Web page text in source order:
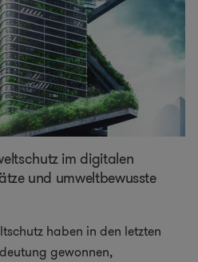
im digitalen
und umweltbewusste
haben in den letzten
gewonnen,